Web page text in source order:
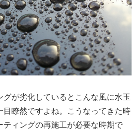
が劣化しているとこんな風に水玉
目瞭然ですよね。こうなってきた時
ティングの再施工が必要な時期で